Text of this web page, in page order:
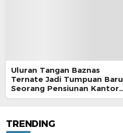
Uluran Tangan Baznas
Ternate Jadi Tumpuan Baru
Seorang Pensiunan Kantor
Pos
TRENDING